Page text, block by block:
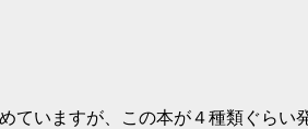
いますが、この本が４種類ぐらい